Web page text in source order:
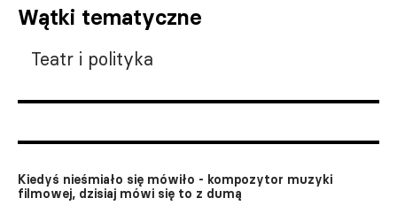
Wątki tematyczne
Teatr i polityka
Kiedyś nieśmiało się mówiło - kompozytor muzyki
filmowej, dzisiaj mówi się to z dumą